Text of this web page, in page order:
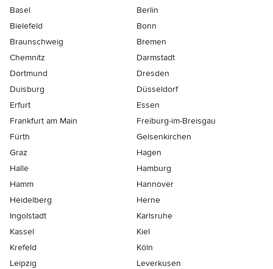
Basel
Berlin
Bielefeld
Bonn
Braunschweig
Bremen
Chemnitz
Darmstadt
Dortmund
Dresden
Duisburg
Düsseldorf
Erfurt
Essen
Frankfurt am Main
Freiburg-im-Breisgau
Fürth
Gelsenkirchen
Graz
Hagen
Halle
Hamburg
Hamm
Hannover
Heidelberg
Herne
Ingolstadt
Karlsruhe
Kassel
Kiel
Krefeld
Köln
Leipzig
Leverkusen